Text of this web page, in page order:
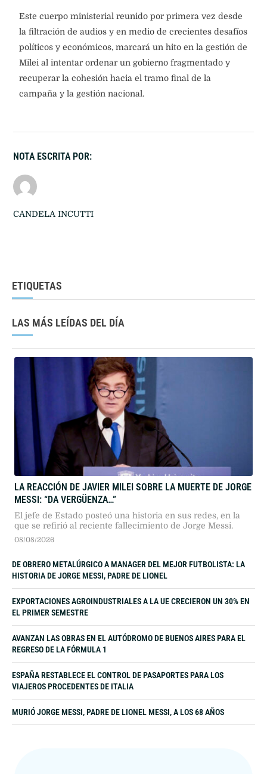
Este cuerpo ministerial reunido por primera vez desde
la filtración de audios y en medio de crecientes desafíos
políticos y económicos, marcará un hito en la gestión de
Milei al intentar ordenar un gobierno fragmentado y
recuperar la cohesión hacia el tramo final de la
campaña y la gestión nacional.
NOTA ESCRITA POR:
CANDELA INCUTTI
ETIQUETAS
LAS MÁS LEÍDAS DEL DÍA
LA REACCIÓN DE JAVIER MILEI SOBRE LA MUERTE DE JORGE
MESSI: “DA VERGÜENZA…”
El jefe de Estado posteó una historia en sus redes, en la
que se refirió al reciente fallecimiento de Jorge Messi.
08/08/2026
DE OBRERO METALÚRGICO A MANAGER DEL MEJOR FUTBOLISTA: LA
HISTORIA DE JORGE MESSI, PADRE DE LIONEL
EXPORTACIONES AGROINDUSTRIALES A LA UE CRECIERON UN 30% EN
EL PRIMER SEMESTRE
AVANZAN LAS OBRAS EN EL AUTÓDROMO DE BUENOS AIRES PARA EL
REGRESO DE LA FÓRMULA 1
ESPAÑA RESTABLECE EL CONTROL DE PASAPORTES PARA LOS
VIAJEROS PROCEDENTES DE ITALIA
MURIÓ JORGE MESSI, PADRE DE LIONEL MESSI, A LOS 68 AÑOS